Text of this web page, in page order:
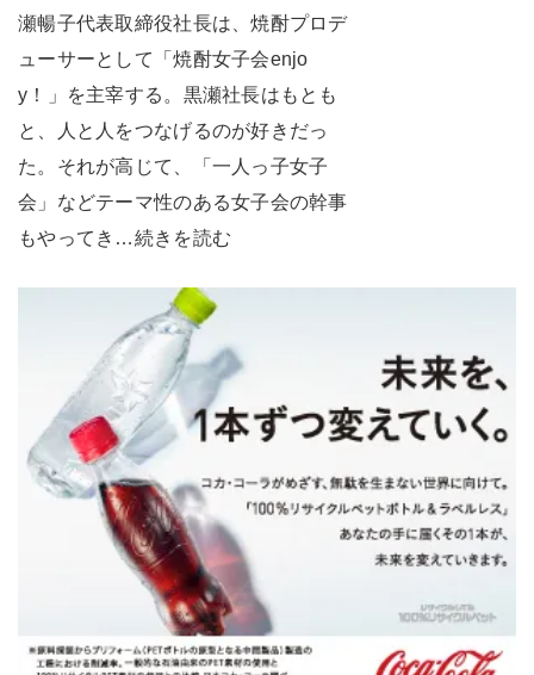
瀬暢子代表取締役社長は、焼酎プロデ
ューサーとして「焼酎女子会enjo
y！」を主宰する。黒瀬社長はもとも
と、人と人をつなげるのが好きだっ
た。それが高じて、「一人っ子女子
会」などテーマ性のある女子会の幹事
もやってき…続きを読む